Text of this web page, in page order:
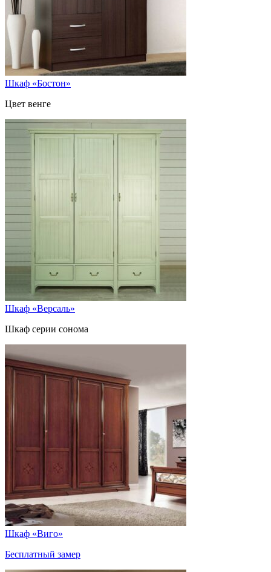
Шкаф «Бостон»
Цвет венге
Шкаф «Версаль»
Шкаф серии сонома
Шкаф «Виго»
Бесплатный замер